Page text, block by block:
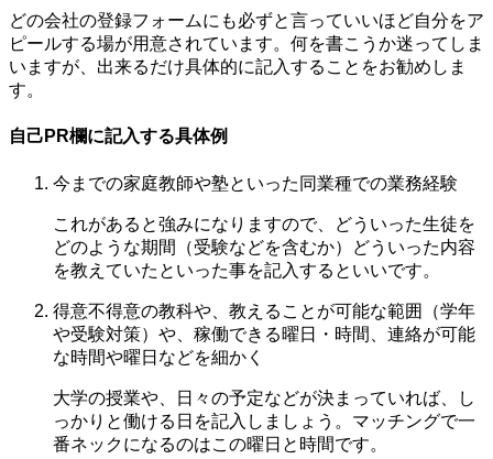
どの会社の登録フォームにも必ずと言っていいほど自分をア
ピールする場が用意されています。何を書こうか迷ってしま
いますが、出来るだけ具体的に記入することをお勧めしま
す。
自己PR欄に記入する具体例
今までの家庭教師や塾といった同業種での業務経験
これがあると強みになりますので、どういった生徒を
どのような期間（受験などを含むか）どういった内容
を教えていたといった事を記入するといいです。
得意不得意の教科や、教えることが可能な範囲（学年
や受験対策）や、稼働できる曜日・時間、連絡が可能
な時間や曜日などを細かく
大学の授業や、日々の予定などが決まっていれば、し
っかりと働ける日を記入しましょう。マッチングで一
番ネックになるのはこの曜日と時間です。